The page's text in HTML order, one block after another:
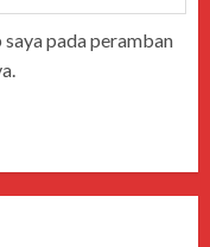
saya pada peramban